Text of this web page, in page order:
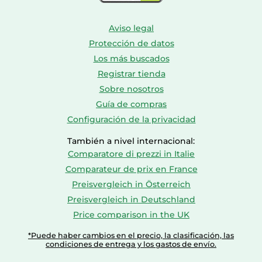
Aviso legal
Protección de datos
Los más buscados
Registrar tienda
Sobre nosotros
Guía de compras
Configuración de la privacidad
También a nivel internacional:
Comparatore di prezzi in Italie
Comparateur de prix en France
Preisvergleich in Österreich
Preisvergleich in Deutschland
Price comparison in the UK
*Puede haber cambios en el precio, la clasificación, las
condiciones de entrega y los gastos de envío.